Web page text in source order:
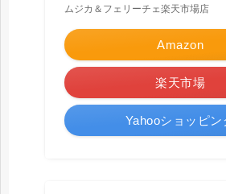
ムジカ＆フェリーチェ楽天市場店
Amazon
楽天市場
Yahooショッピン